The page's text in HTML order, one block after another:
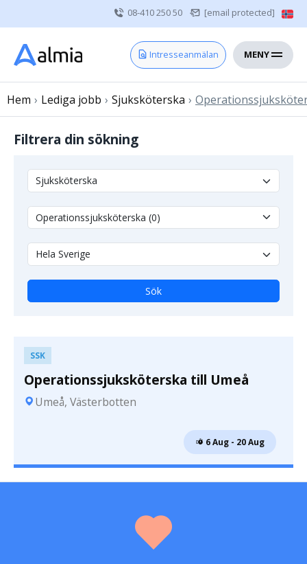
08-410 250 50 [email protected]
Intresseanmälan MENY
Hem
Vårdgivare
Om oss
Kontakt
Övrig vårdpersonal
Hem › Lediga jobb › Sjuksköterska ›
Filtrera din sökning
Sök
SSK
Operationssjuksköterska till Umeå
Umeå, Västerbotten
6 Aug - 20 Aug